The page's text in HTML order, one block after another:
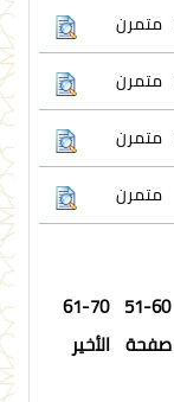
متمرن
متمرن
متمرن
متمرن
51-60
61-70
الأخير